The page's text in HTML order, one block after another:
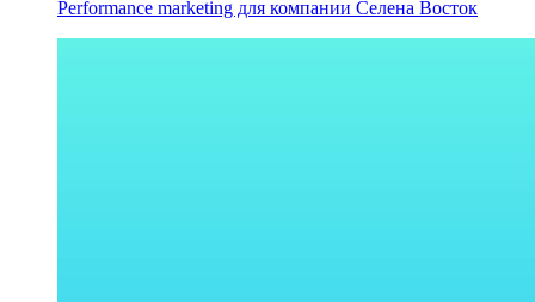
Performance marketing для компании Селена Восток